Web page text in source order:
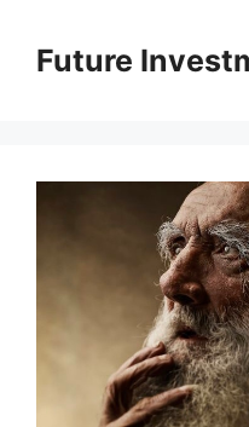
вмістуFuture